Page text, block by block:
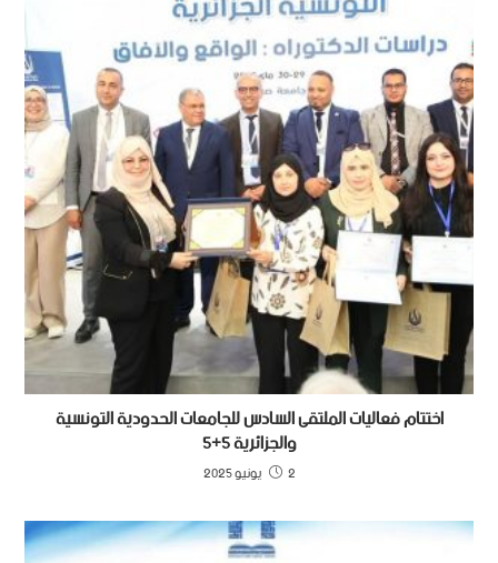
اختتام فعاليات الملتقى السادس للجامعات الحدودية التونسية
والجزائرية 5+5
2 يونيو 2025